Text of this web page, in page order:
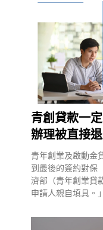
青創貸款一
辦理被直接退
青年創業及啟動金
到最後的簽約對保
濟部（青年創業貸
申請人親自填具。」